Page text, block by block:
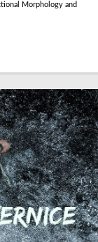
Morphology and